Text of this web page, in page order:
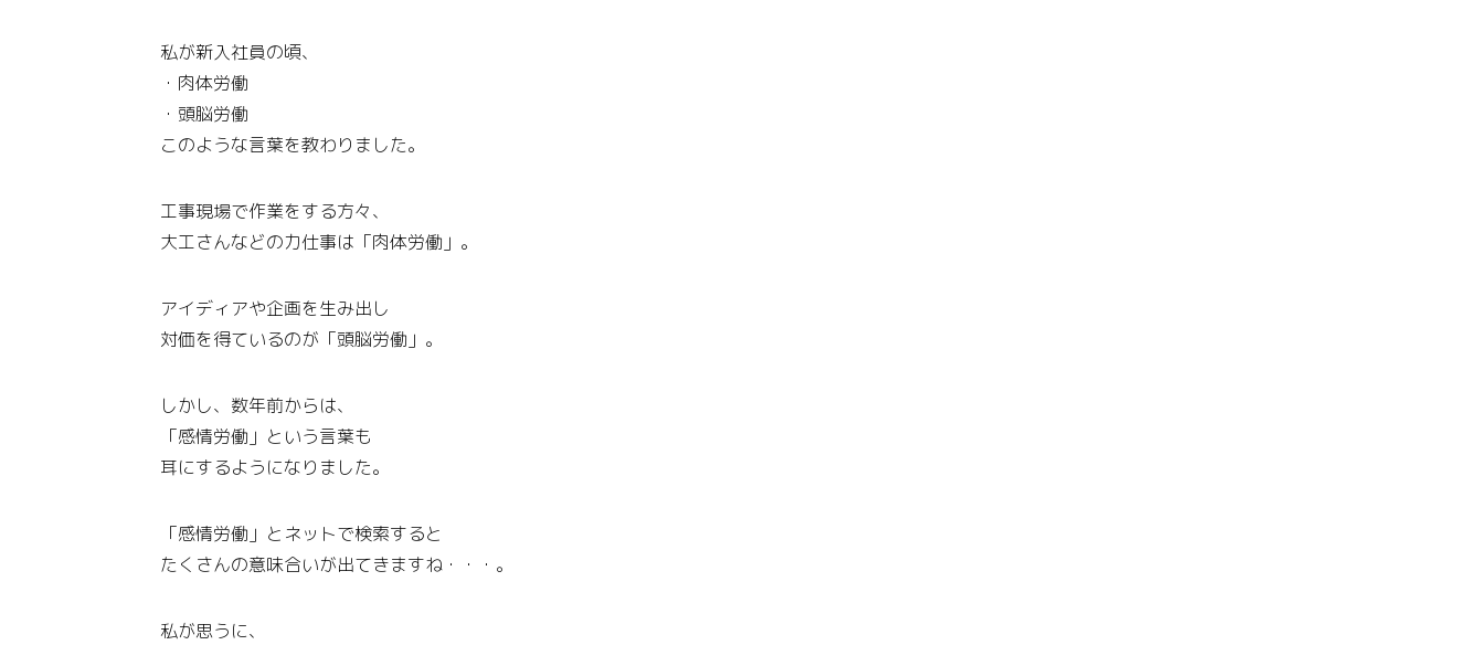
私が新入社員の頃、
・肉体労働
・頭脳労働
このような言葉を教わりました。
工事現場で作業をする方々、
大工さんなどの力仕事は「肉体労働」。
アイディアや企画を生み出し
対価を得ているのが「頭脳労働」。
しかし、数年前からは、
「感情労働」という言葉も
耳にするようになりました。
「感情労働」とネットで検索すると
たくさんの意味合いが出てきますね・・・。
私が思うに、